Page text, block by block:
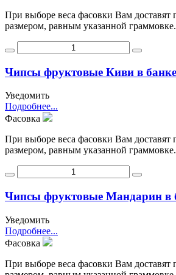
При выборе веса фасовки Вам доставят
размером, равным указанной граммовке.
Чипсы фруктовые Киви в
Уведомить
Подробнее...
Фасовка
При выборе веса фасовки Вам доставят
размером, равным указанной граммовке.
Чипсы фруктовые Мандарин в
Уведомить
Подробнее...
Фасовка
При выборе веса фасовки Вам доставят